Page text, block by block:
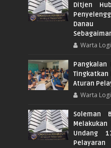
Ditjen
Danau
Warta
Pangkalan
Aturan
Warta
Soleman
Undang
Pelayaran